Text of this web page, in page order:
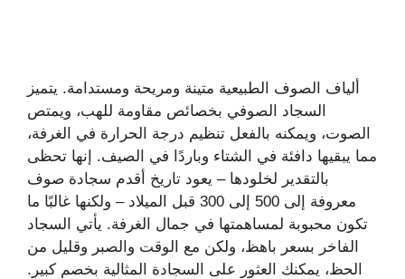
ألياف الصوف الطبيعية متينة ومريحة ومستدامة. يتميز
السجاد الصوفي بخصائص مقاومة للهب، ويمتص
الصوت، ويمكنه بالفعل تنظيم درجة الحرارة في الغرفة،
مما يبقيها دافئة في الشتاء وباردًا في الصيف. إنها تحظى
بالتقدير لخلودها – يعود تاريخ أقدم سجادة صوف
معروفة إلى 500 إلى 300 قبل الميلاد – ولكنها غالبًا ما
تكون محبوبة لمساهمتها في جمال الغرفة. يأتي السجاد
الفاخر بسعر باهظ، ولكن مع الوقت والصبر وقليل من
الحظ، يمكنك العثور على السجادة المثالية بخصم كبير.